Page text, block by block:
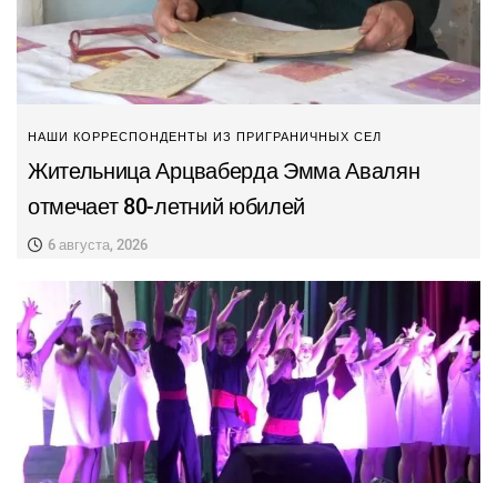
НАШИ КОРРЕСПОНДЕНТЫ ИЗ ПРИГРАНИЧНЫХ СЕЛ
Жительница Арцваберда Эмма Авалян
отмечает 80-летний юбилей
6 августа, 2026